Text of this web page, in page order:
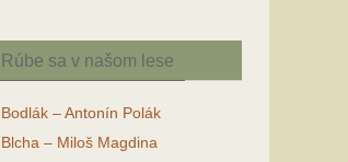
Rúbe sa v našom lese
Bodlák – Antonín Polák
Blcha – Miloš Magdina